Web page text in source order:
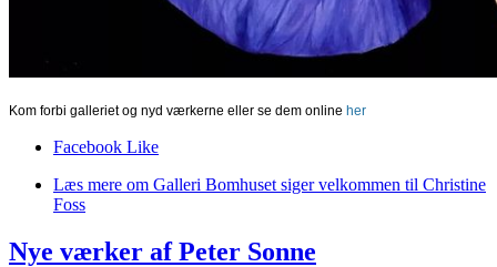
Kom forbi galleriet og nyd værkerne eller se dem online her
Facebook Like
Læs mere om Galleri Bomhuset siger velkommen til Christine
Foss
Nye værker af Peter Sonne